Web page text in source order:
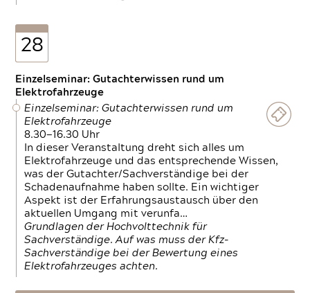
28
Einzelseminar: Gutachterwissen rund um
Elektrofahrzeuge
Einzelseminar: Gutachterwissen rund um
Elektrofahrzeuge
8.30—16.30 Uhr
In dieser Veranstaltung dreht sich alles um
Elektrofahrzeuge und das entsprechende Wissen,
was der Gutachter/Sachverständige bei der
Schadenaufnahme haben sollte. Ein wichtiger
Aspekt ist der Erfahrungsaustausch über den
aktuellen Umgang mit verunfa…
Grundlagen der Hochvolttechnik für
Sachverständige. Auf was muss der Kfz-
Sachverständige bei der Bewertung eines
Elektrofahrzeuges achten.